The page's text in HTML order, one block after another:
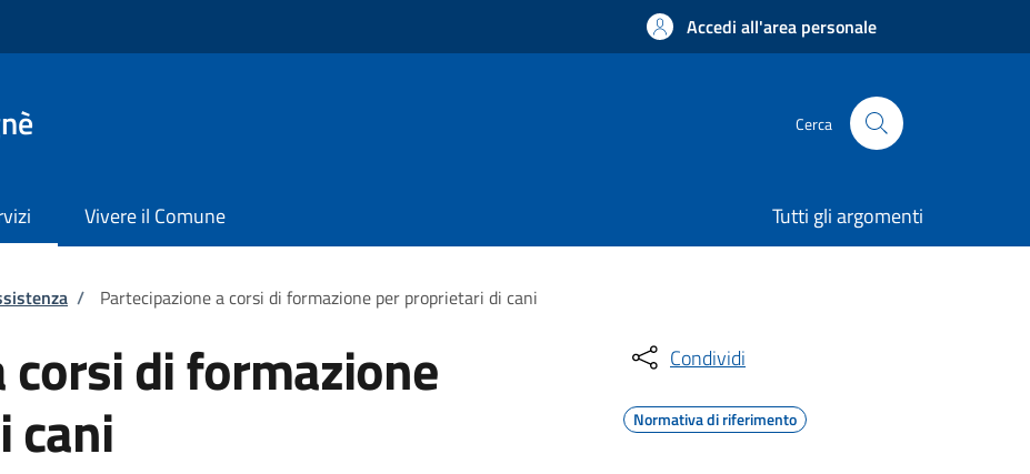
Accedi all'area personale
Cerca
Vivere il Comune Tutti gli argomenti
/ Partecipazione a corsi di formazione per proprietari di cani
corsi di formazione
cani
Condividi
Normativa di riferimento